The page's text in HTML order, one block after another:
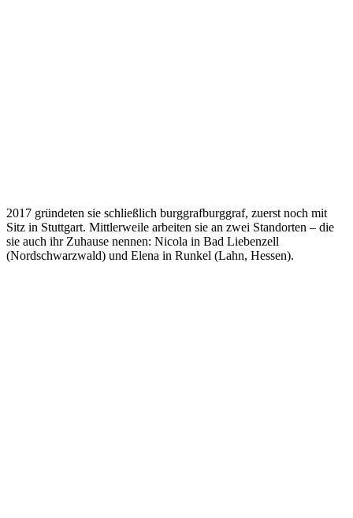
2017 gründeten sie schließlich burggrafburggraf, zuerst noch mit
Sitz in Stuttgart. Mittlerweile arbeiten sie an zwei Standorten – die
sie auch ihr Zuhause nennen: Nicola in Bad Liebenzell
(Nordschwarzwald) und Elena in Runkel (Lahn, Hessen).